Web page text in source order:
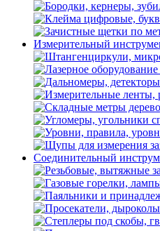
Измерительный
Соединительный